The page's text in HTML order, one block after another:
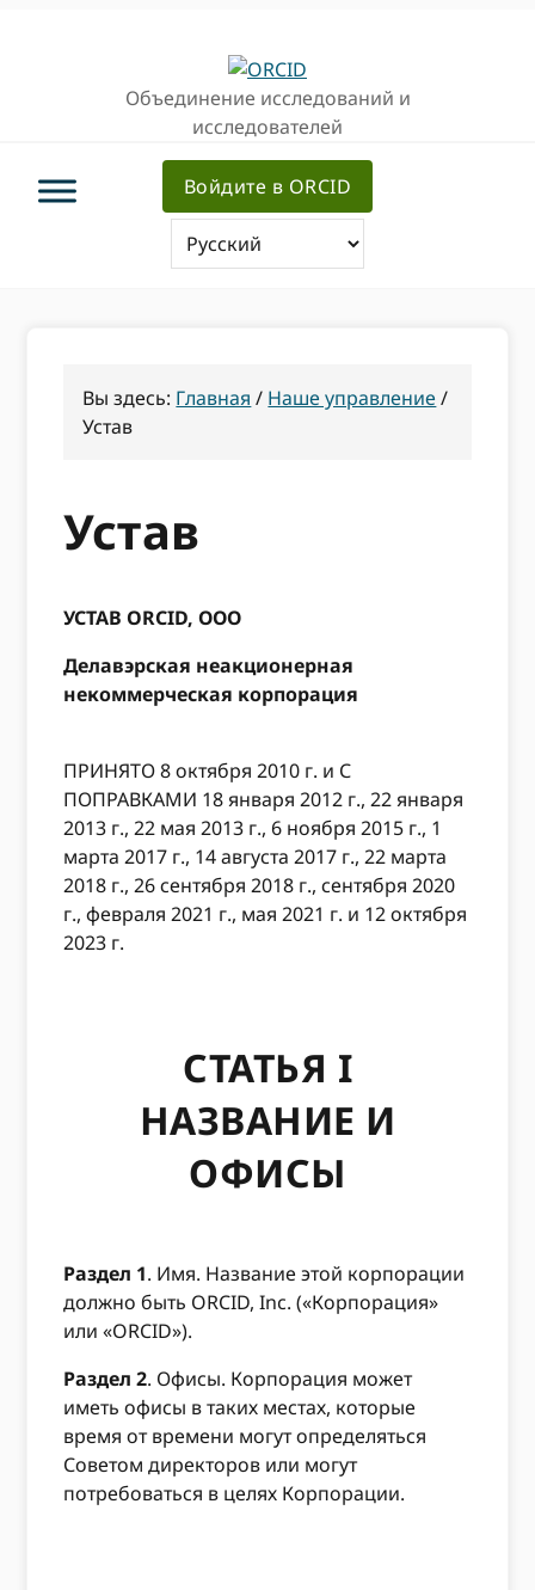
Объединение исследований и
исследователей
Войдите в ORCID
Вы здесь: Главная / Наше управление /
Устав
Устав
УСТАВ ORCID, ООО
Делавэрская неакционерная
некоммерческая корпорация
ПРИНЯТО 8 октября 2010 г. и С
ПОПРАВКАМИ 18 января 2012 г., 22 января
2013 г., 22 мая 2013 г., 6 ноября 2015 г., 1
марта 2017 г., 14 августа 2017 г., 22 марта
2018 г., 26 сентября 2018 г., сентября 2020
г., февраля 2021 г., мая 2021 г. и 12 октября
2023 г.
СТАТЬЯ I
НАЗВАНИЕ И
ОФИСЫ
Раздел 1. Имя. Название этой корпорации
должно быть ORCID, Inc. («Корпорация»
или «ORCID»).
Раздел 2. Офисы. Корпорация может
иметь офисы в таких местах, которые
время от времени могут определяться
Советом директоров или могут
потребоваться в целях Корпорации.